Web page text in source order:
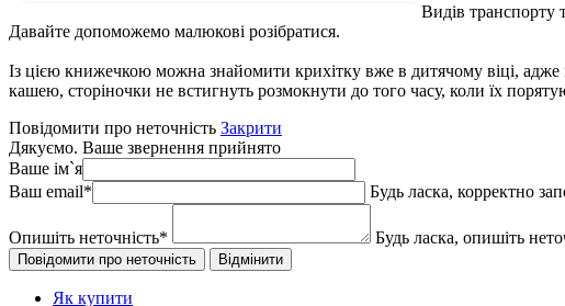
Видів транспорту
Давайте допоможемо малюкові розібратися.
Із цією книжечкою можна знайомити крихітку вже в дитячому віці,
кашею, сторіночки не встигнуть розмокнути до того часу, коли їх
Повідомити про неточність Закрити
Дякуємо. Ваше звернення прийнято
Ваше ім`я
Ваш email* Будь ласка, корректно
Опишіть неточність* Будь ласка, опишіть
Як купити